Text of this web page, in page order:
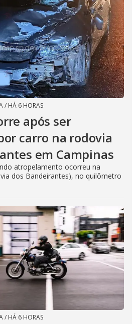
/ HÁ 6 HORAS
após ser
carro na rodovia
em Campinas
atropelamento ocorreu na
dos Bandeirantes), no quilômetro
/ HÁ 6 HORAS